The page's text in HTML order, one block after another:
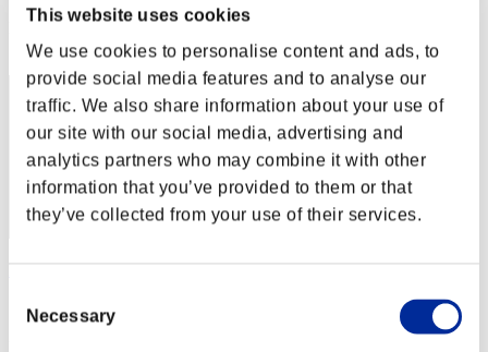
This website uses cookies
We use cookies to personalise content and ads, to
provide social media features and to analyse our
traffic. We also share information about your use of
our site with our social media, advertising and
analytics partners who may combine it with other
information that you’ve provided to them or that
they’ve collected from your use of their services.
Selection
Necessary
RANK
52
Brasil
スコア:Lv:20/04'56"96